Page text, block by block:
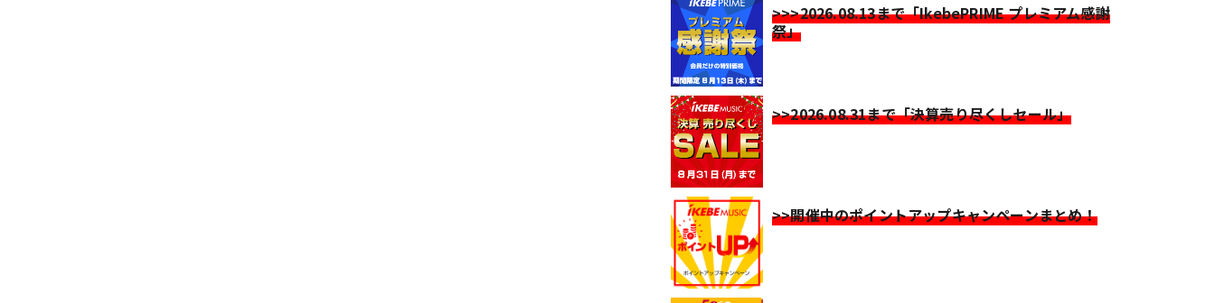
>>>2026.08.13まで「IkebePRIME プレミアム感謝
祭」
>>2026.08.31まで「決算売り尽くしセール」
>>開催中のポイントアップキャンペーンまとめ！